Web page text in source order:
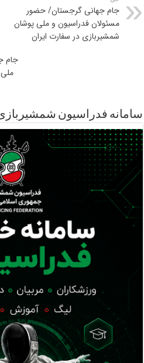
جام جهانی گرجستان/ حضور
مسئولان فدراسیون و ملی پوشان
شمشیربازی در سفارت ایران
جام
ملی
سامانه فدراسیون